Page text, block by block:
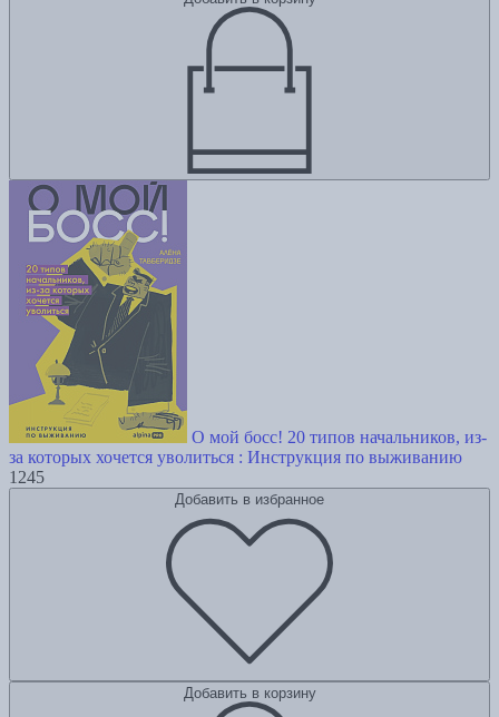
О мой босс! 20 типов начальников, из-
за которых хочется уволиться : Инструкция по выживанию
1245
Добавить в избранное
Добавить в корзину